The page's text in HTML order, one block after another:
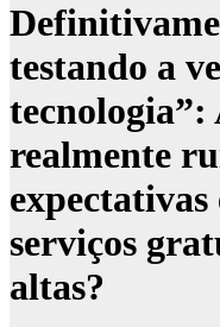
testando a
tecnologia”:
realmente
expectativas
serviços
altas?